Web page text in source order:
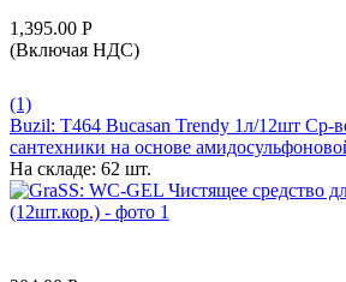
1,395.00 Р
(Включая НДС)
(1)
Buzil: T464 Bucasan Trendy 1л/12шт Ср-
сантехники на основе
На складе: 62 шт.